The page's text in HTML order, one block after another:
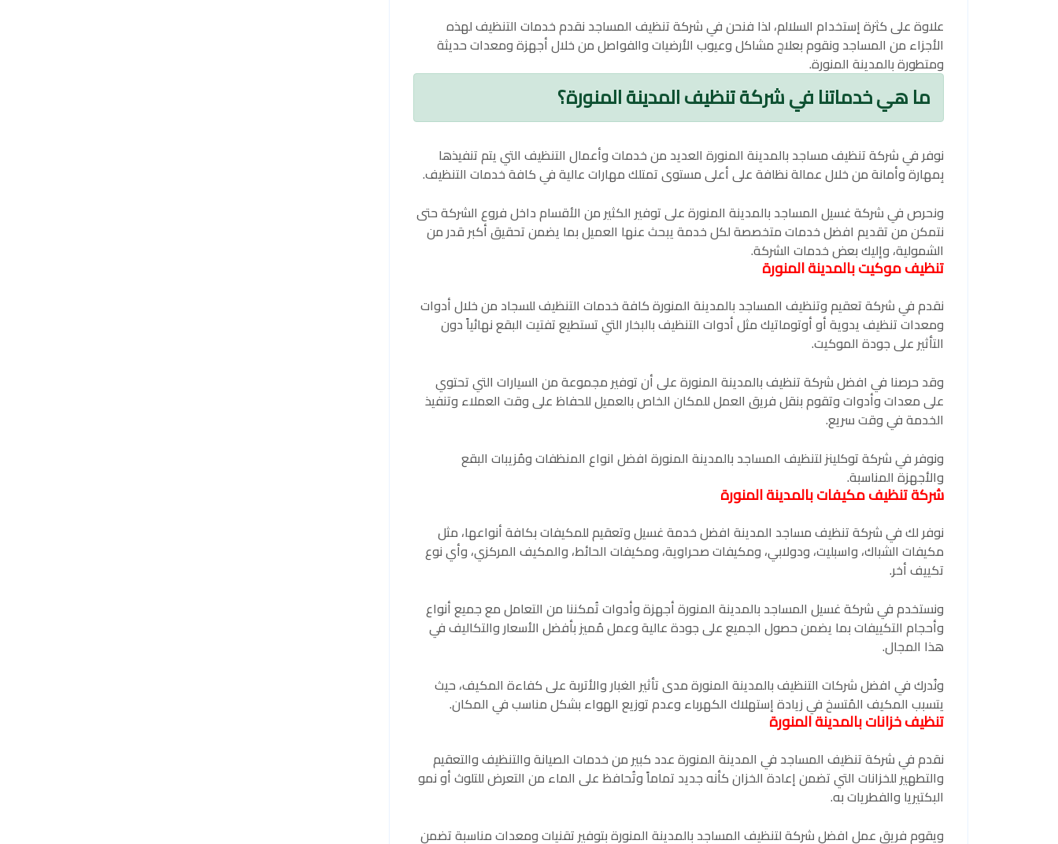
علاوة على كثرة إستخدام السلالم، لذا فنحن في شركة تنظيف المساجد نقدم خدمات التنظيف لهذه
الأجزاء من المساجد ونقوم بعلاج مشاكل وعيوب الأرضيات والفواصل من خلال أجهزة ومعدات حديثة
ومتطورة بالمدينة المنورة.
ما هي خدماتنا في شركة تنظيف المدينة المنورة؟
نوفر في شركة تنظيف مساجد بالمدينة المنورة العديد من خدمات وأعمال التنظيف التي يتم تنفيذها
بِمهارة وأمانة من خلال عمالة نظافة على أعلى مستوى تمتلك مهارات عالية في كافة خدمات التنظيف.
ونحرص في شركة غسيل المساجد بالمدينة المنورة على توفير الكثير من الأقسام داخل فروع الشركة حتى
نتمكن من تقديم افضل خدمات متخصصة لكل خدمة يبحث عنها العميل بما يضمن تحقيق أكبر قدر من
الشمولية، وإليك بعض خدمات الشركة.
تنظيف موكيت بالمدينة المنورة
نقدم في شركة تعقيم وتنظيف المساجد بالمدينة المنورة كافة خدمات التنظيف للسجاد من خلال أدوات
ومعدات تنظيف يدوية أو أوتوماتيك مثل أدوات التنظيف بالبخار التي تستطيع تفتيت البقع نهائياً دون
التأثير على جودة الموكيت.
وقد حرصنا في افضل شركة تنظيف بالمدينة المنورة على أن توفير مجموعة من السيارات التي تحتوي
على معدات وأدوات وتقوم بنقل فريق العمل للمكان الخاص بالعميل للحفاظ على وقت العملاء وتنفيذ
الخدمة في وقت سريع.
ونوفر في شركة توكلينز لتنظيف المساجد بالمدينة المنورة افضل انواع المنظفات ومُزيبات البقع
والأجهزة المناسبة.
شركة تنظيف مكيفات بالمدينة المنورة
نوفر لك في شركة تنظيف مساجد المدينة افضل خدمة غسيل وتعقيم للمكيفات بكافة أنواعها، مثل
مكيفات الشباك، واسبليت، ودولابي، ومكيفات صحراوية، ومكيفات الحائط، والمكيف المركزي، وأي نوع
تكييف أخر.
ونستخدم في شركة غسيل المساجد بالمدينة المنورة أجهزة وأدوات تُمكننا من التعامل مع جميع أنواع
وأحجام التكييفات بما يضمن حصول الجميع على جودة عالية وعمل مُميز بأفضل الأسعار والتكاليف في
هذا المجال.
ونُدرك في افضل شركات التنظيف بالمدينة المنورة مدى تأثير الغبار والأتربة على كفاءة المكيف، حيث
يتسبب المكيف المُتسخ في زيادة إستهلاك الكهرباء وعدم توزيع الهواء بشكل مناسب في المكان.
تنظيف خزانات بالمدينة المنورة
نقدم في شركة تنظيف المساجد في المدينة المنورة عدد كبير من خدمات الصيانة والتنظيف والتعقيم
والتطهير للخزانات التي تضمن إعادة الخزان كأنه جديد تماماً وتُحافظ على الماء من التعرض للتلوث أو نمو
البكتيريا والفطريات به.
ويقوم فريق عمل افضل شركة لتنظيف المساجد بالمدينة المنورة بتوفير تقنيات ومعدات مناسبة تضمن